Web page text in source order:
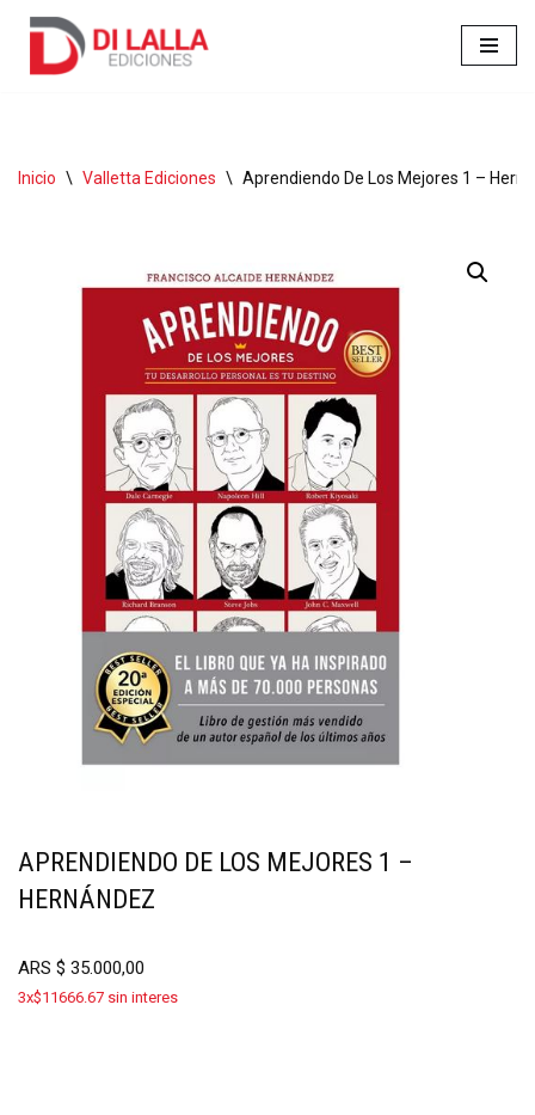
Inicio \ Valletta Ediciones \ Aprendiendo De Los Mejores 1 –
APRENDIENDO DE LOS MEJORES 1 –
HERNÁNDEZ
ARS $ 35.000,00
3x$11666.67 sin interes